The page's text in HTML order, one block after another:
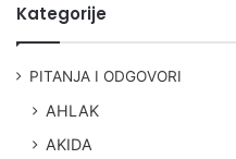
Kategorije
PITANJA I ODGOVORI
AHLAK
AKIDA